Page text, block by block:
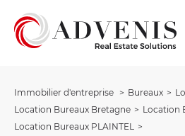
Immobilier d'entreprise Bureaux
Location Bureaux Bretagne
Location
Location Bureaux PLAINTEL